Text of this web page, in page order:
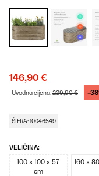
146,90 €
Uvodna cijena:239,90 € -
ŠIFRA: 10046549
VELIČINA:
100 x 100 x 57
cm
160 x